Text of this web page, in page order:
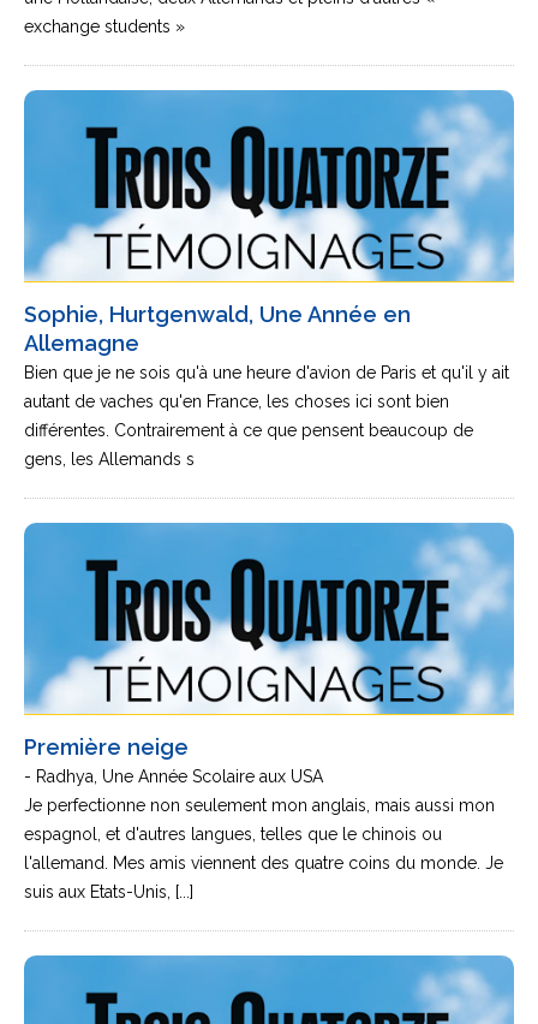
exchange students »
Sophie, Hurtgenwald, Une Année en
Allemagne
Bien que je ne sois qu'à une heure d'avion de Paris et qu'il y ait
autant de vaches qu'en France, les choses ici sont bien
différentes. Contrairement à ce que pensent beaucoup de
gens, les Allemands s
Première neige
- Radhya, Une Année Scolaire aux USA
Je perfectionne non seulement mon anglais, mais aussi mon
espagnol, et d'autres langues, telles que le chinois ou
l'allemand. Mes amis viennent des quatre coins du monde. Je
suis aux Etats-Unis, [...]